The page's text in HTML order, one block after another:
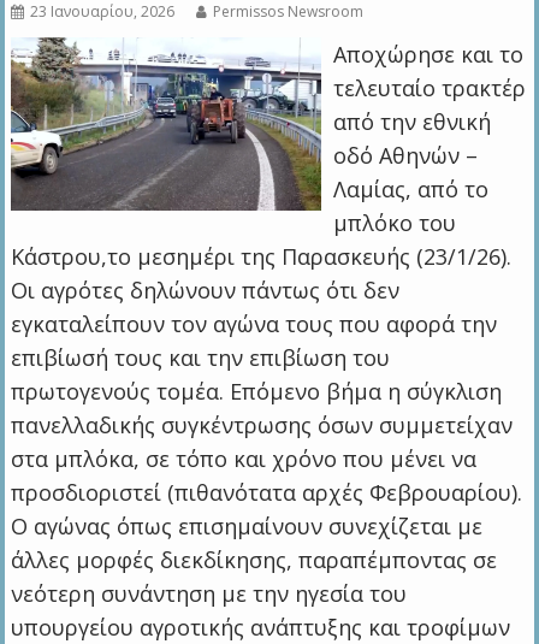
23 Ιανουαρίου, 2026 Permissos Newsroom
Αποχώρησε και το
τελευταίο τρακτέρ
από την εθνική
οδό Αθηνών –
Λαμίας, από το
μπλόκο του
Κάστρου,το μεσημέρι της Παρασκευής (23/1/26).
Οι αγρότες δηλώνουν πάντως ότι δεν
εγκαταλείπουν τον αγώνα τους που αφορά την
επιβίωσή τους και την επιβίωση του
πρωτογενούς τομέα. Επόμενο βήμα η σύγκλιση
πανελλαδικής συγκέντρωσης όσων συμμετείχαν
στα μπλόκα, σε τόπο και χρόνο που μένει να
προσδιοριστεί (πιθανότατα αρχές Φεβρουαρίου).
Ο αγώνας όπως επισημαίνουν συνεχίζεται με
άλλες μορφές διεκδίκησης, παραπέμποντας σε
νεότερη συνάντηση με την ηγεσία του
υπουργείου αγροτικής ανάπτυξης και τροφίμων